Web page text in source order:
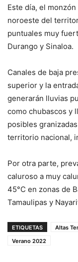
Este día, el
noroeste del
puntuales muy
Durango y Sinaloa.
Canales de baja
superior y la
generarán lluvias
como chubascos y
posibles
territorio nacional,
Por otra parte,
caluroso a muy
45°C en zonas de
Tamaulipas y
ETIQUETAS Altas
Verano 2022